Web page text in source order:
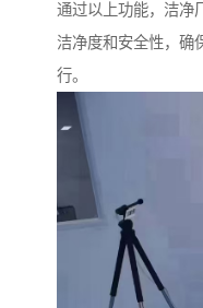
通过以上功能，洁净
洁净度和安全性，确
行。